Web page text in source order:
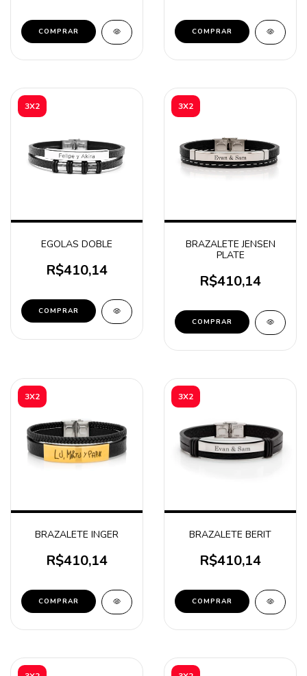
COMPRAR COMPRAR
3X2
EGOLAS DOBLE
R$410,14
COMPRAR
3X2
BRAZALETE JENSEN
PLATE
R$410,14
COMPRAR
3X2
BRAZALETE INGER
R$410,14
COMPRAR
3X2
BRAZALETE BERIT
R$410,14
COMPRAR